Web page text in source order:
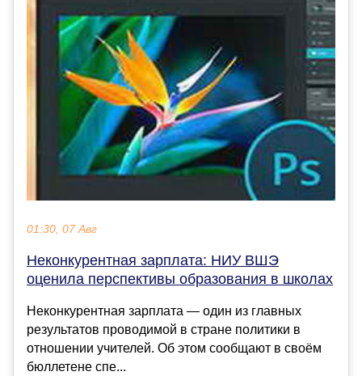
01:30, 07 Авг
Неконкурентная зарплата: НИУ ВШЭ
оценила перспективы образования в школах
Неконкурентная зарплата — один из главных
результатов проводимой в стране политики в
отношении учителей. Об этом сообщают в своём
бюллетене спе...